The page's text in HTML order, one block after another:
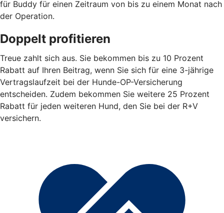
für Buddy für einen Zeitraum von bis zu einem Monat nach
der Operation.
Doppelt profitieren
Treue zahlt sich aus. Sie bekommen bis zu 10 Prozent
Rabatt auf Ihren Beitrag, wenn Sie sich für eine 3-jährige
Vertragslaufzeit bei der Hunde-OP-Versicherung
entscheiden. Zudem bekommen Sie weitere 25 Prozent
Rabatt für jeden weiteren Hund, den Sie bei der R+V
versichern.